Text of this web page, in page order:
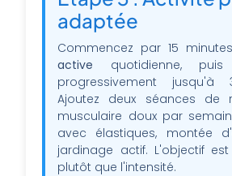
adaptée
Commencez par 15
active quotidienne, puis
progressivement jusqu'à
Ajoutez deux séances de
musculaire doux par
avec élastiques, montée
jardinage actif. L'objectif
plutôt que l'intensité.